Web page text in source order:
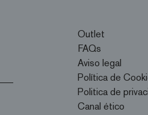
Outlet
FAQs
Aviso legal
Política de
Politica de
Canal ético